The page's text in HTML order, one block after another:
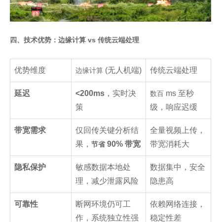
四、技术优势：边缘计算 vs 传统云端处理
优势维度 边缘计算 (无人机端) 传统云端处理
延迟 <200ms ，实时决
策
数百 ms 至秒
级，响应迟缓
带宽需求
仅回传关键分析结
果， 节省90% 带宽
全量视频上传，
带宽消耗大
隐私保护
敏感数据本地处
理，减少泄露风险
数据集中，安全
隐患高
可靠性
断网环境仍可工
作，系统独立性强
依赖网络连接，
稳定性差